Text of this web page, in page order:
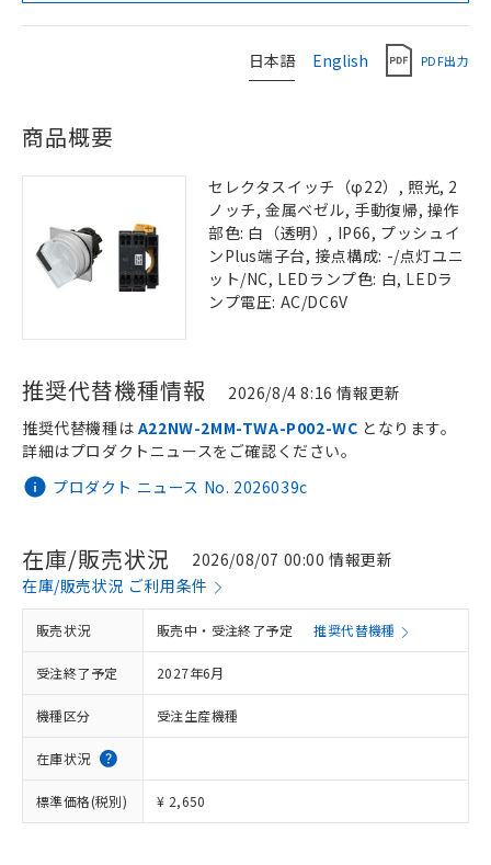
日本語 English PDF出力
商品概要
セレクタスイッチ（φ22）, 照光, 2
ノッチ, 金属ベゼル, 手動復帰, 操作
部色: 白（透明）, IP66, プッシュイ
ンPlus端子台, 接点構成: -/点灯ユニ
ット/NC, LEDランプ色: 白, LEDラ
ンプ電圧: AC/DC6V
推奨代替機種情報 2026/8/4 8:16 情報更新
プロダクト ニュース No. 2026039c
推奨代替機種は A22NW-2MM-TWA-P002-WC となります。
詳細はプロダクトニュースをご確認ください。
在庫/販売状況
2026/08/07 00:00 情報更新
在庫/販売状況 ご利用条件
販売状況 販売中・受注終了予定 推奨代替機種
受注終了予定 2027年6月
機種区分 受注生産機種
在庫状況
標準価格(税別) ¥ 2,650